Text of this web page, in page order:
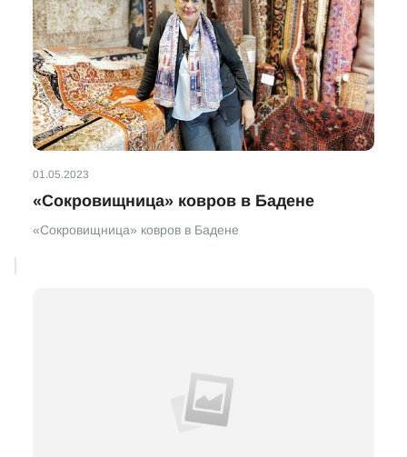
01.05.2023
«Сокровищница» ковров в Бадене
«Сокровищница» ковров в Бадене